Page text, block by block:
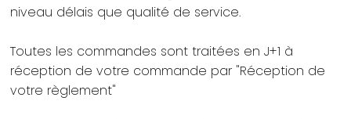
niveau délais que qualité de service.
Toutes les commandes sont traitées en J+1 à
réception de votre commande par "Réception de
votre règlement"